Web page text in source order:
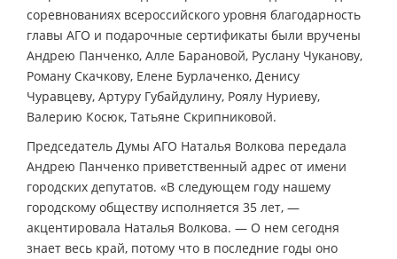
соревнованиях всероссийского уровня благодарность
главы АГО и подарочные сертификаты были вручены
Андрею Панченко, Алле Барановой, Руслану Чуканову,
Роману Скачкову, Елене Бурлаченко, Денису
Чуравцеву, Артуру Губайдулину, Роялу Нуриеву,
Валерию Косюк, Татьяне Скрипниковой.
Председатель Думы АГО Наталья Волкова передала
Андрею Панченко приветственный адрес от имени
городских депутатов. «В следующем году нашему
городскому обществу исполняется 35 лет, —
акцентировала Наталья Волкова. — О нем сегодня
знает весь край, потому что в последние годы оно